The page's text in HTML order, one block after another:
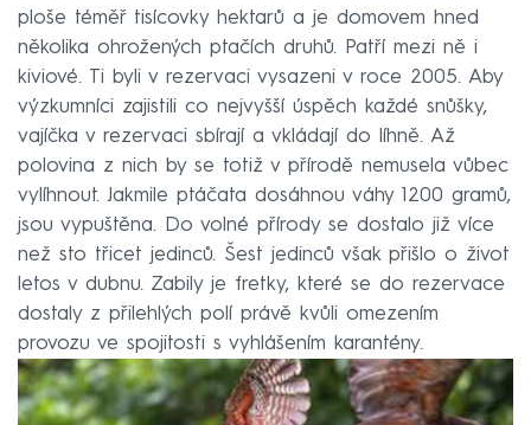
ploše téměř tisícovky hektarů a je domovem hned
několika ohrožených ptačích druhů. Patří mezi ně i
kiviové. Ti byli v rezervaci vysazeni v roce 2005. Aby
výzkumníci zajistili co nejvyšší úspěch každé snůšky,
vajíčka v rezervaci sbírají a vkládají do líhně. Až
polovina z nich by se totiž v přírodě nemusela vůbec
vylíhnout. Jakmile ptáčata dosáhnou váhy 1200 gramů,
jsou vypuštěna. Do volné přírody se dostalo již více
než sto třicet jedinců. Šest jedinců však přišlo o život
letos v dubnu. Zabily je fretky, které se do rezervace
dostaly z přilehlých polí právě kvůli omezením
provozu ve spojitosti s vyhlášením karantény.